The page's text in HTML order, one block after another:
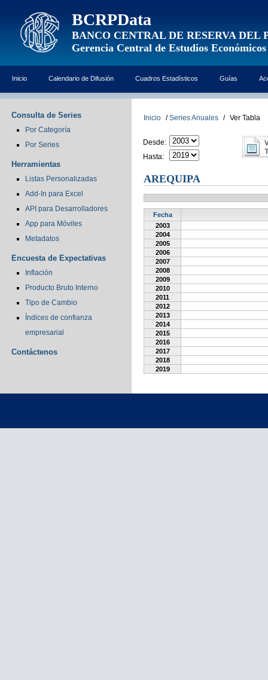
BCRPData
BANCO CENTRAL DE RESERVA DEL
Gerencia Central de Estudios Económicos
Inicio Calendario de Difusión Cuadros Estadísticos Guías
Consulta de Series
Por Categoría
Por Series
Herramientas
Listas Personalizadas
Add-In para Excel
API para Desarrolladores
App para Móviles
Metadatos
Encuesta de Expectativas
Inflación
Producto Bruto Interno
Tipo de Cambio
Índices de confianza
empresarial
Contáctenos
Inicio / Series Anuales / Ver Tabla
Desde:
Hasta:
AREQUIPA
Fecha
2003
2004
2005
2006
2007
2008
2009
2010
2011
2012
2013
2014
2015
2016
2017
2018
2019